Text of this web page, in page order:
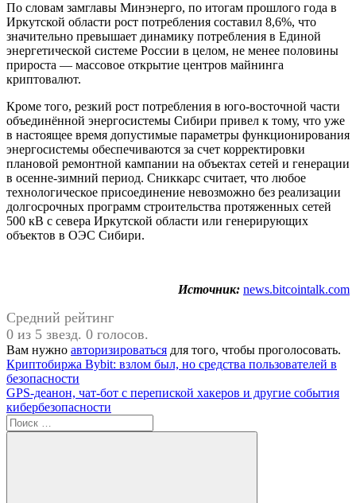
По словам замглавы Минэнерго, по итогам прошлого года в
Иркутской области рост потребления составил 8,6%, что
значительно превышает динамику потребления в Единой
энергетической системе России в целом, не менее половины
прироста — массовое открытие центров майнинга
криптовалют.
Кроме того, резкий рост потребления в юго-восточной части
объединённой энергосистемы Сибири привел к тому, что уже
в настоящее время допустимые параметры функционирования
энергосистемы обеспечиваются за счет корректировки
плановой ремонтной кампании на объектах сетей и генерации
в осенне-зимний период. Сниккарс считает, что любое
технологическое присоединение невозможно без реализации
долгосрочных программ строительства протяженных сетей
500 кВ с севера Иркутской области или генерирующих
объектов в ОЭС Сибири.
Источник: news.bitcointalk.com
Средний рейтинг
0 из 5 звезд. 0 голосов.
Вам нужно авторизироваться для того, чтобы проголосовать.
Навигация
по
записям
Предыдущая
запись:
Криптобиржа Bybit: взлом был, но средства пользователей в
безопасности
Следующая
запись:
GPS-деанон, чат-бот с перепиской хакеров и другие события
кибербезопасности
Поиск
для: